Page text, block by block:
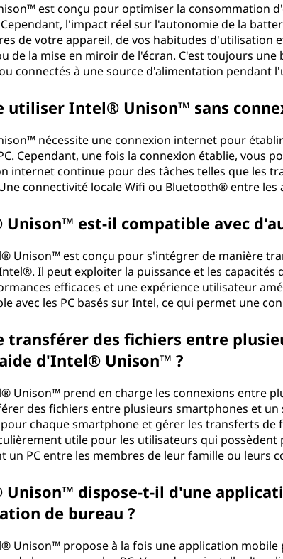
est conçu pour optimiser la consommation
l'impact réel sur l'autonomie de la
de votre appareil, de vos habitudes d'utilisation
de la mise en miroir de l'écran. C'est toujours
connectés à une source d'alimentation pendant
utiliser Intel® Unison™ sans
nécessite une connexion internet pour
Cependant, une fois la connexion établie, vous
internet continue pour des tâches telles que les
connectivité locale Wifi ou Bluetooth® entre les
est-il compatible avec
Unison™ est conçu pour s'intégrer de manière
Il peut exploiter la puissance et les
efficaces et une expérience utilisateur
avec les PC basés sur Intel, ce qui permet une
transférer des fichiers entre
d'Intel® Unison™ ?
Unison™ prend en charge les connexions entre
des fichiers entre plusieurs smartphones et un
chaque smartphone et gérer les transferts de
utile pour les utilisateurs qui possèdent
un PC entre les membres de leur famille ou leurs
dispose-t-il d'une
de bureau ?
Unison™ propose à la fois une application